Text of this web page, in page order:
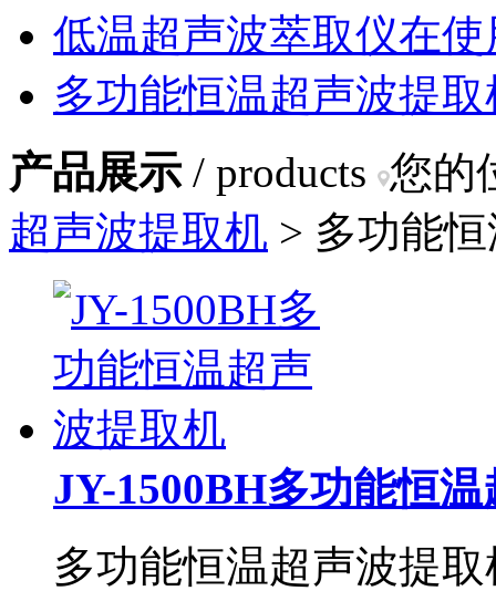
低温超声波萃取仪在
多功能恒温超声波提
产品展示 / products 您的
超声波提取机 > 多功能
JY-1500BH多功能恒
多功能恒温超声波提